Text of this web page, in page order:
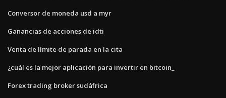
Conversor de moneda usd a myr
Ganancias de acciones de idti
Venta de límite de parada en la cita
¿cuál es la mejor aplicación para invertir en bitcoin_
Forex trading broker sudáfrica